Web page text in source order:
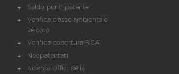
Saldo punti patente
Verifica classe ambientale
veicolo
Verifica copertura RCA
Neopatentati
Ricerca Uffici della